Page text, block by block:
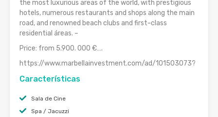
the most luxurious areas of the world, with prestigious
hotels, numerous restaurants and shops along the main
road, and renowned beach clubs and first-class
residential áreas. –
Price: from 5.900. 000 €….
https://www.marbellainvestment.com/ad/101503073?
Características
Sala de Cine
Spa / Jacuzzi